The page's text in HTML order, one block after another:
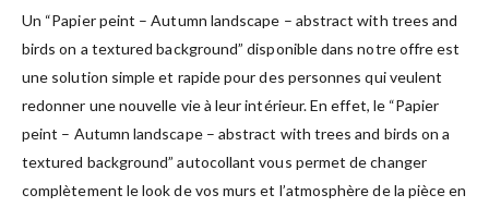
Un “Papier peint – Autumn landscape – abstract with trees and
birds on a textured background” disponible dans notre offre est
une solution simple et rapide pour des personnes qui veulent
redonner une nouvelle vie à leur intérieur. En effet, le “Papier
peint – Autumn landscape – abstract with trees and birds on a
textured background” autocollant vous permet de changer
complètement le look de vos murs et l’atmosphère de la pièce en